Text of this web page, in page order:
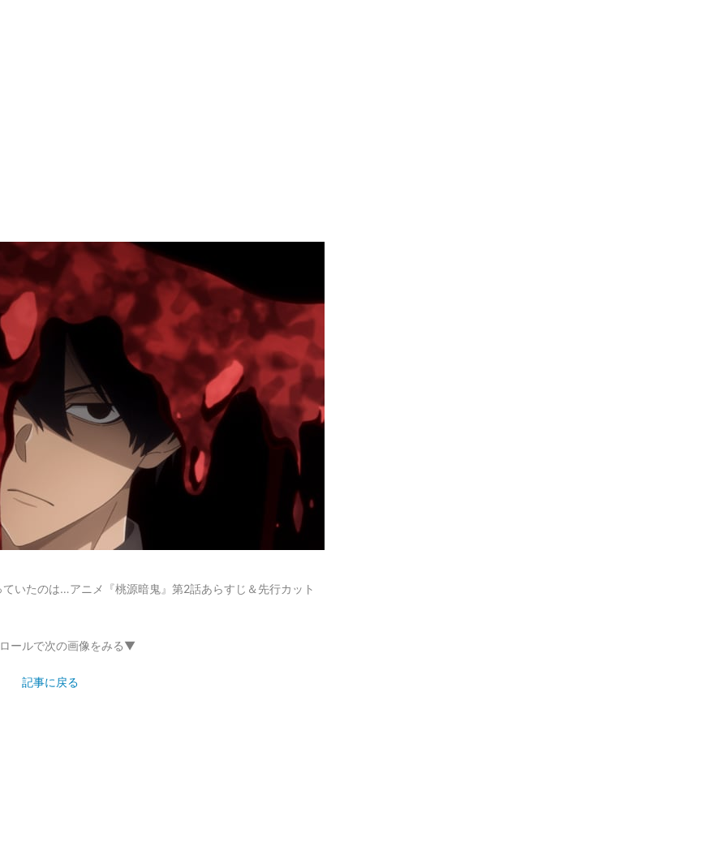
いたのは…アニメ『桃源暗鬼』第2話あらすじ＆先行カット
ールで次の画像をみる▼
記事に戻る